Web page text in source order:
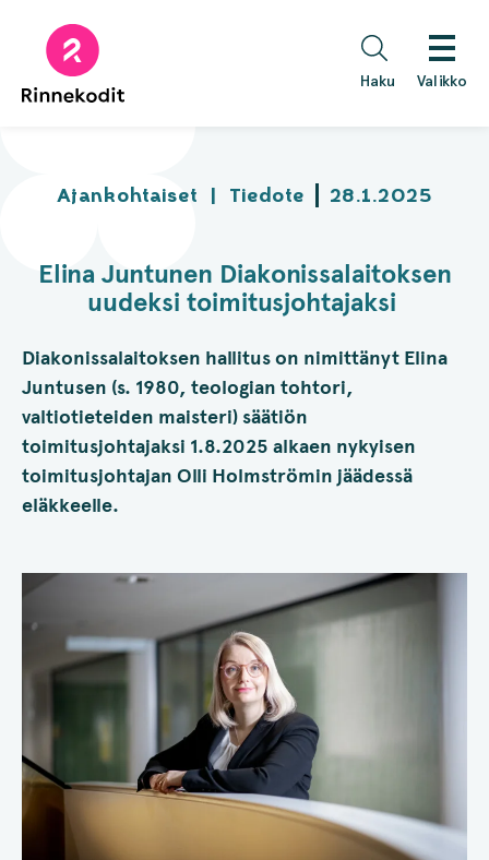
sisältöön
Haku Valikko
Ajankohtaiset | Tiedote 28.1.2025
Elina Juntunen Diakonissalaitoksen
uudeksi toimitusjohtajaksi
Diakonissalaitoksen hallitus on nimittänyt Elina
Juntusen (s. 1980, teologian tohtori,
valtiotieteiden maisteri) säätiön
toimitusjohtajaksi 1.8.2025 alkaen nykyisen
toimitusjohtajan Olli Holmströmin jäädessä
eläkkeelle.